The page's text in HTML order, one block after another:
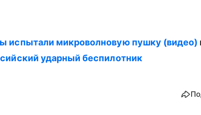
испытали микроволновую пушку (видео)
ударный беспилотник